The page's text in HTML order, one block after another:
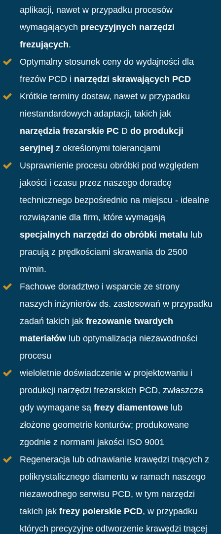
aplikacji, nawet w przypadku procesów
wymagających precyzyjnych narzędzi
frezujących.
Optymalny stosunek ceny do wydajności dla
frezów PCD i narzędzi skrawających PCD
Krótkie terminy dostaw, nawet w przypadku
niestandardowych adaptacji, takich jak
narzędzia frezarskie PC D do produkcji
seryjnej z określonymi tolerancjami
Usprawnienie procesu obróbki pod względem
jakości i czasu przez naszego doradcę
technicznego bezpośrednio na miejscu - idealne
rozwiązanie dla firm, które wymagają
specjalnych narzędzi do obróbki metalu lub
pracują z prędkościami skrawania do 2500
m/min.
Fachowe doradztwo i wsparcie ze strony
naszych inżynierów ds. zastosowań w przypadku
zadań takich jak frezowanie twardych
materiałów lub optymalizacja niezawodności
procesu
wieloletnie doświadczenie w projektowaniu i
produkcji narzędzi frezarskich PCD, zwłaszcza
gdy wymagane są frezy diamentowe lub
złożone geometrie konturów; produkowane
zgodnie z normami jakości ISO 9001
Regeneracja lub odnawianie krawędzi tnących z
polikrystalicznego diamentu w ramach naszego
niezawodnego serwisu PCD, w tym narzędzi
takich jak frezy polerskie PCD, w przypadku
których precyzyjne odtworzenie krawędzi tnącej